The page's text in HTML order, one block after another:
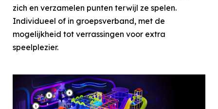
zich en verzamelen punten terwijl ze spelen.
Individueel of in groepsverband, met de
mogelijkheid tot verrassingen voor extra
speelplezier.